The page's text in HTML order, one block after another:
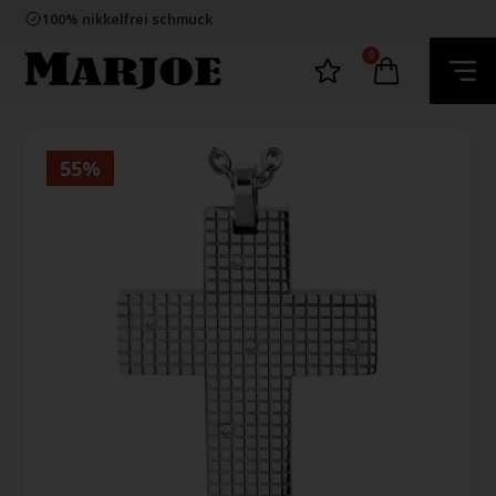
100% nikkelfrei schmuck
60 Tage Rückgabe
E-mark webshop
100% nikkelfrei schmuck
0
55%